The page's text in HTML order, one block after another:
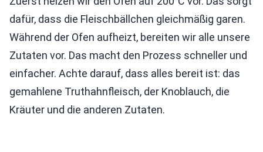
dafür, dass die Fleischbällchen gleichmäßig garen.
Während der Ofen aufheizt, bereiten wir alle unsere
Zutaten vor. Das macht den Prozess schneller und
einfacher. Achte darauf, dass alles bereit ist: das
gemahlene Truthahnfleisch, der Knoblauch, die
Kräuter und die anderen Zutaten.